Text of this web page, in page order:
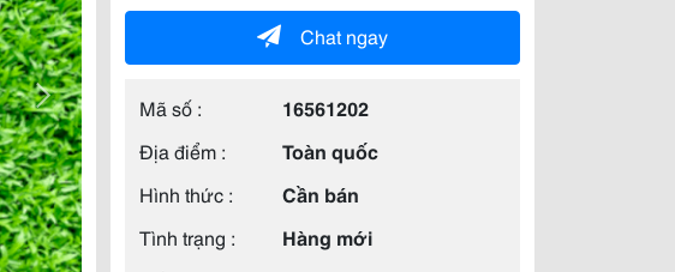
Chat ngay
Mã số :
16561202
Địa điểm :
Toàn quốc
Hình thức :
Cần bán
Tình trạng :
Hàng mới